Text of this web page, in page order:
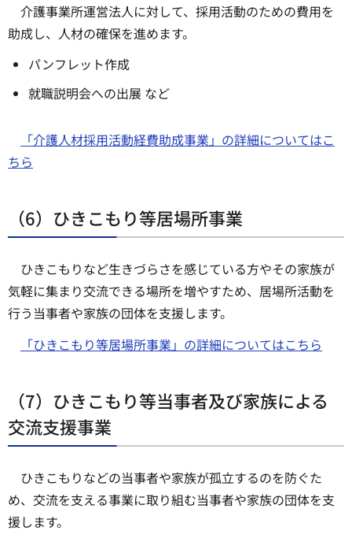
介護事業所運営法人に対して、採用活動のための費用を
助成し、人材の確保を進めます。
パンフレット作成
就職説明会への出展 など
「介護人材採用活動経費助成事業」の詳細についてはこ
ちら
（6）ひきこもり等居場所事業
ひきこもりなど生きづらさを感じている方やその家族が
気軽に集まり交流できる場所を増やすため、居場所活動を
行う当事者や家族の団体を支援します。
「ひきこもり等居場所事業」の詳細についてはこちら
（7）ひきこもり等当事者及び家族による
交流支援事業
ひきこもりなどの当事者や家族が孤立するのを防ぐた
め、交流を支える事業に取り組む当事者や家族の団体を支
援します。